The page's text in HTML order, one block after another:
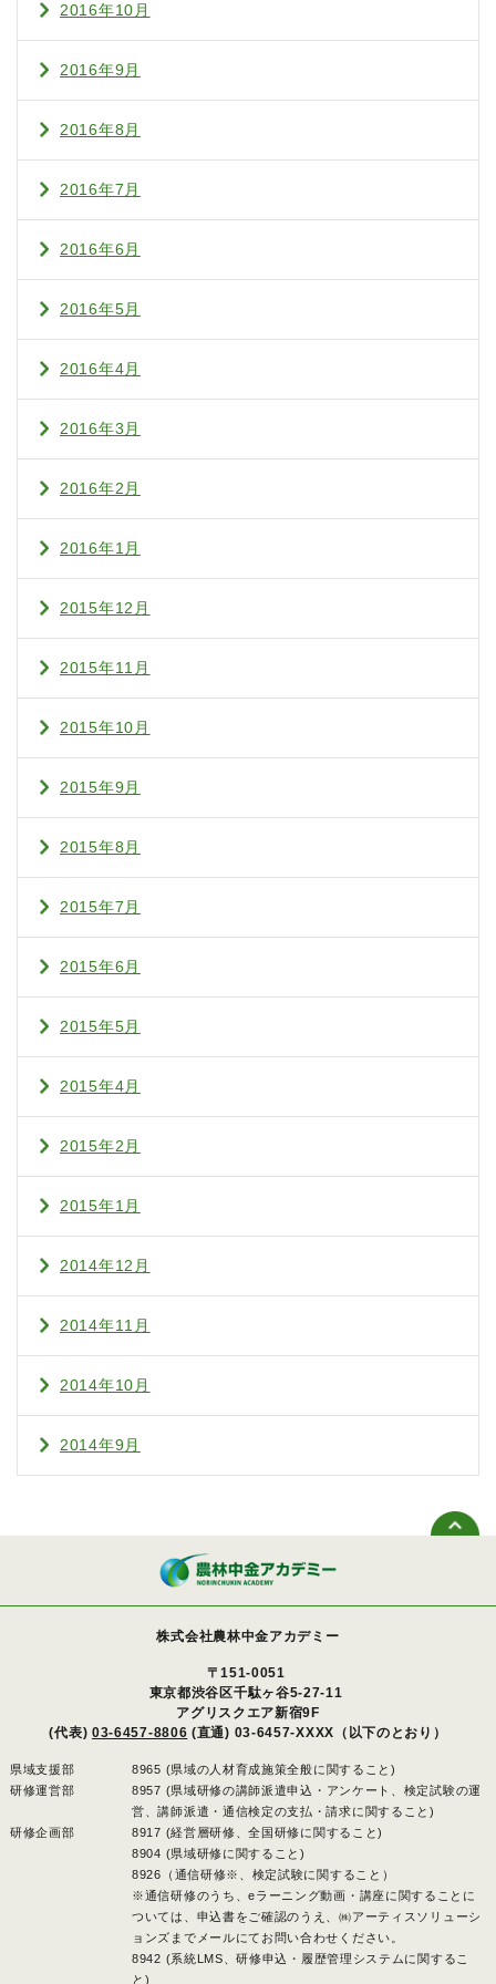
2016年10月
2016年9月
2016年8月
2016年7月
2016年6月
2016年5月
2016年4月
2016年3月
2016年2月
2016年1月
2015年12月
2015年11月
2015年10月
2015年9月
2015年8月
2015年7月
2015年6月
2015年5月
2015年4月
2015年2月
2015年1月
2014年12月
2014年11月
2014年10月
2014年9月
株式会社農林中金アカデミー
〒151-0051
東京都渋谷区千駄ヶ谷5-27-11
アグリスクエア新宿9F
(代表) 03-6457-8806 (直通) 03-6457-XXXX（以下のとおり）
県域支援部
8965 (県域の人材育成施策全般に関すること)
研修運営部
8957 (県域研修の講師派遣申込・アンケート、検定試験の運
営、講師派遣・通信検定の支払・請求に関すること)
研修企画部
8917 (経営層研修、全国研修に関すること)
8904 (県域研修に関すること)
8926（通信研修※、検定試験に関すること）
※通信研修のうち、eラーニング動画・講座に関することに
ついては、申込書をご確認のうえ、㈱アーティスソリューシ
ョンズまでメールにてお問い合わせください。
8942 (系統LMS、研修申込・履歴管理システムに関するこ
と)